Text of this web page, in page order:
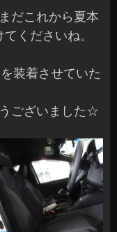
だこれから夏本
くださいね。
装着させていた
ございました☆